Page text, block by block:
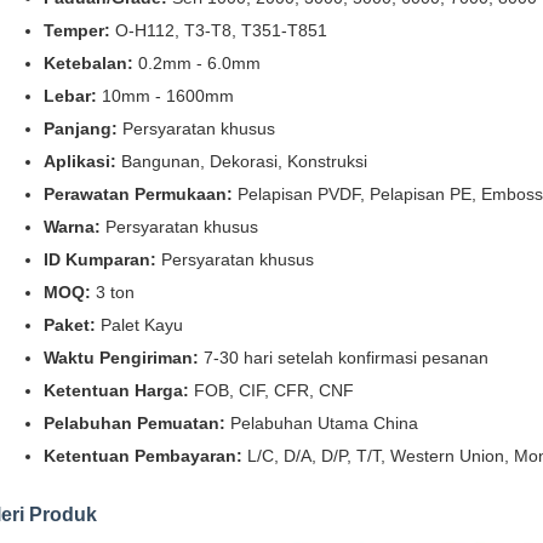
Temper: O-H112, T3-T8, T351-T851
Ketebalan: 0.2mm - 6.0mm
Lebar: 10mm - 1600mm
Panjang: Persyaratan khusus
Aplikasi: Bangunan, Dekorasi, Konstruksi
Perawatan Permukaan: Pelapisan PVDF, Pelapisan PE,
Warna: Persyaratan khusus
ID Kumparan: Persyaratan khusus
MOQ: 3 ton
Paket: Palet Kayu
Waktu Pengiriman: 7-30 hari setelah konfirmasi pesanan
Ketentuan Harga: FOB, CIF, CFR, CNF
Pelabuhan Pemuatan: Pelabuhan Utama China
Ketentuan Pembayaran: L/C, D/A, D/P, T/T, Western Union,
Produk